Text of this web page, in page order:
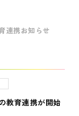
連携お知らせ
教育連携が開始